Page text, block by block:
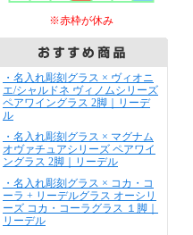
※赤枠が休み
・名入れ彫刻グラス × ヴィオニ
エ/シャルドネ ヴィノムシリーズ
ペアワイングラス 2脚｜リーデ
ル
・名入れ彫刻グラス × マグナム
オヴァチュアシリーズ ペアワイ
ングラス 2脚｜リーデル
・名入れ彫刻グラス × コカ・コ
ーラ + リーデルグラス オーシリ
ーズ コカ・コーラグラス １脚｜
リーデル